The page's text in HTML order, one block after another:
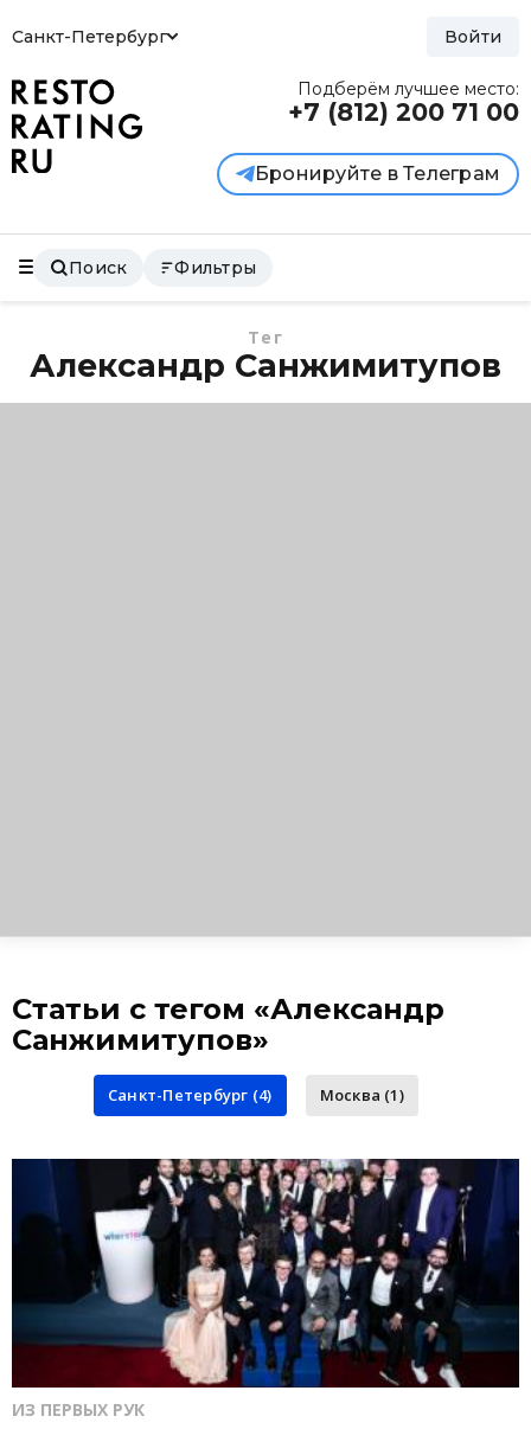
Санкт-Петербург Войти
Подберём лучшее место:
+7 (812) 200 71 00
Бронируйте в Телеграм
Поиск Фильтры
Тег
Александр Санжимитупов
Статьи с тегом «Александр
Санжимитупов»
Санкт-Петербург (4) Москва (1)
ИЗ ПЕРВЫХ РУК